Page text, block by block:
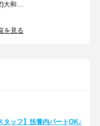
(1)川西能勢口駅 (2)大和八木駅 (3)能登川駅
を見る
タッフ】扶養内パートOK♪